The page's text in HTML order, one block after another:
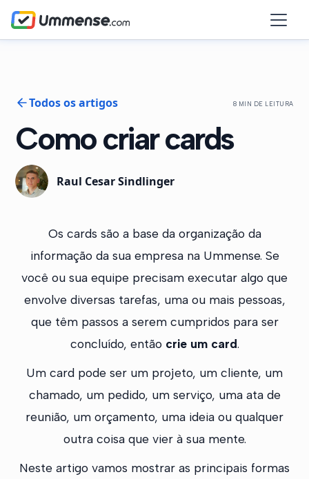
Todos os artigos 8 MIN DE LEITURA
Como criar cards
Raul Cesar Sindlinger
Os cards são a base da organização da
informação da sua empresa na Ummense. Se
você ou sua equipe precisam executar algo que
envolve diversas tarefas, uma ou mais pessoas,
que têm passos a serem cumpridos para ser
concluído, então crie um card.
Um card pode ser um projeto, um cliente, um
chamado, um pedido, um serviço, uma ata de
reunião, um orçamento, uma ideia ou qualquer
outra coisa que vier à sua mente.
Neste artigo vamos mostrar as principais formas